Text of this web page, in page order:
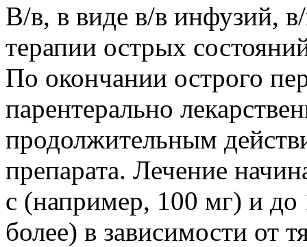
В/в, в виде в/в инфузий,
терапии острых
По окончании острого
парентерально
продолжительным
препарата. Лечение
с (например, 100 мг) и
более) в зависимости от